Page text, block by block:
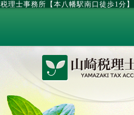
理士事務所【本八幡駅南口徒歩1分